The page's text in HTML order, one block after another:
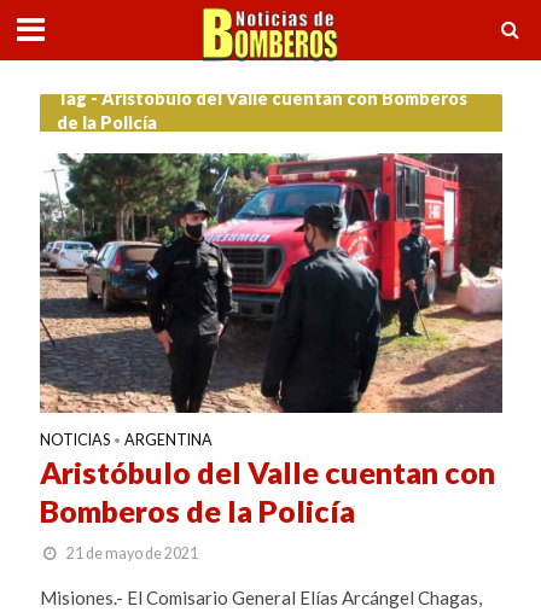
Tag - Aristóbulo del Valle cuentan con Bomberos
de la Policía
NOTICIAS • ARGENTINA
Aristóbulo del Valle cuentan con
Bomberos de la Policía
21 de mayo de 2021
Misiones.- El Comisario General Elías Arcángel Chagas,